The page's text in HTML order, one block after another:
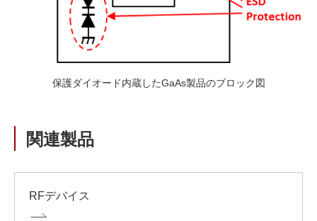
保護ダイオード内蔵したGaAs製品のブロック図
関連製品
RFデバイス